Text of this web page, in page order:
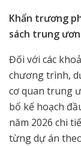
Khẩn trương
sách trung
Đối với các
chương trình,
cơ quan trung
bổ kế hoạch
năm 2026 chi
từng dự án